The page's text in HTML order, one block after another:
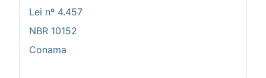
Lei nº 4.457
NBR 10152
Conama